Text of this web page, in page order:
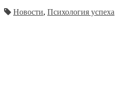
Новости, Психология успеха